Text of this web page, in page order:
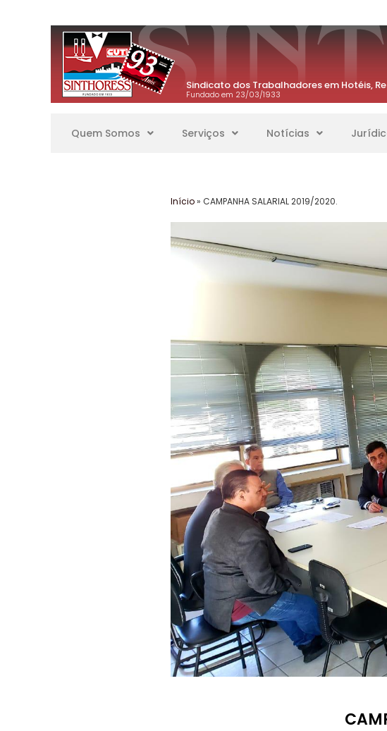
Sindicato dos Trabalhadores em Hotéis,
Fundado em 23/03/1933
Quem Somos Serviços Notícias
Início» CAMPANHA SALARIAL 2019/2020.